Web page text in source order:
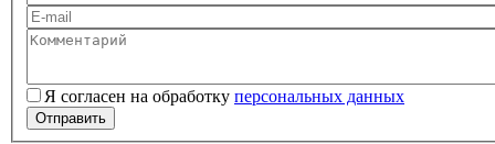
Ваше имя
Ваш e-mail
Комментарий
Я согласен на обработку персональных данных
Персональные данные
Отправить